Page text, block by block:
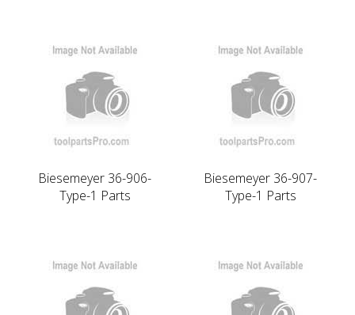
Biesemeyer 36-906-
Type-1 Parts
Biesemeyer 36-907-
Type-1 Parts